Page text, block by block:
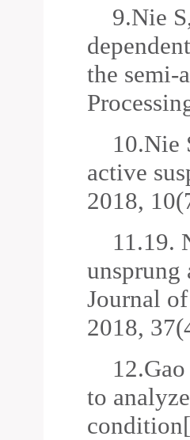
9.Nie
the semi-
10.Nie
active
2018,
11.19.
unsprung
Journal
2018,
12.
to